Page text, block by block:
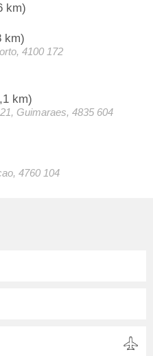
km)
km)
4100 172
km)
Guimaraes, 4835 604
4760 104